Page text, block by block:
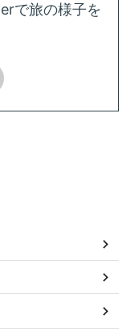
で旅の様子を